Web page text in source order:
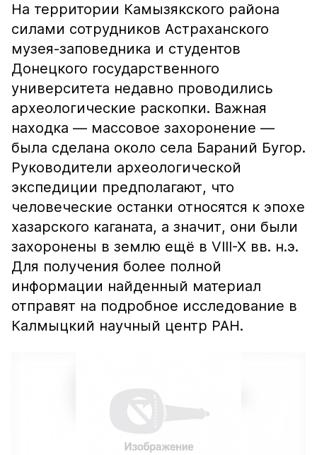
На территории Камызякского района
силами сотрудников Астраханского
музея-заповедника и студентов
Донецкого государственного
университета недавно проводились
археологические раскопки. Важная
находка — массовое захоронение —
была сделана около села Бараний Бугор.
Руководители археологической
экспедиции предполагают, что
человеческие останки относятся к эпохе
хазарского каганата, а значит, они были
захоронены в землю ещё в VIII-X вв. н.э.
Для получения более полной
информации найденный материал
отправят на подробное исследование в
Калмыцкий научный центр РАН.